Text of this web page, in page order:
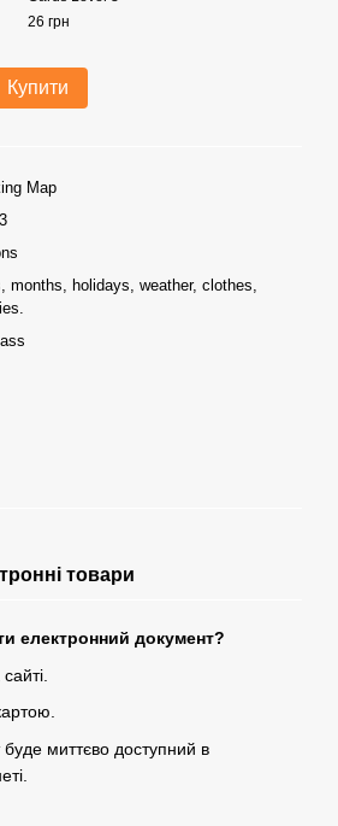
26 грн
Купити
Map
months, holidays, weather, clothes,
товари
електронний документ?
миттєво доступний в